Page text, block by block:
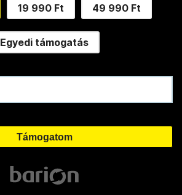
19 990 Ft 49 990 Ft
Egyedi támogatás